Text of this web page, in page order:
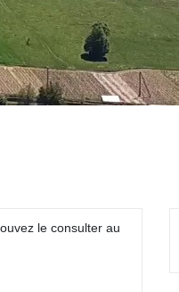
le consulter au